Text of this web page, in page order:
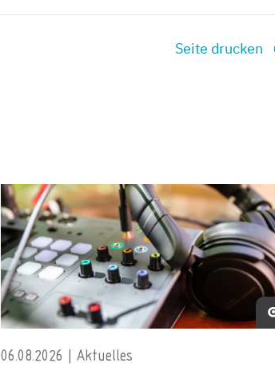
Seite drucken
06.08.2026 | Aktuelles